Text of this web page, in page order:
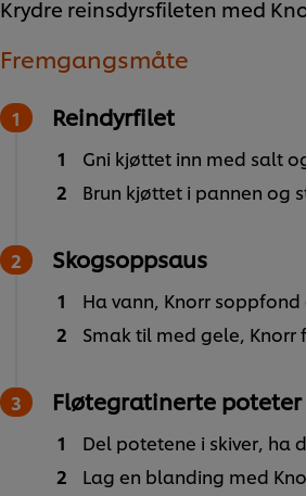
Krydre reinsdyrsfileten med
Fremgangsmåte
Reindyrfilet
Gni kjøttet inn med salt
Brun kjøttet i pannen og
Skogsoppsaus
Ha vann, Knorr
Smak til med gele,
Fløtegratinerte poteter
Del potetene i skiver, ha
Lag en blanding med